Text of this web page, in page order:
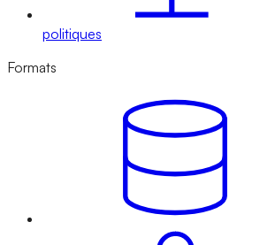
politiques
Formats